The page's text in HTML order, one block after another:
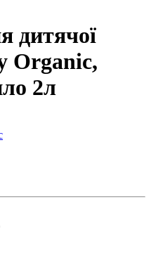
дитячої
Organic,
2л